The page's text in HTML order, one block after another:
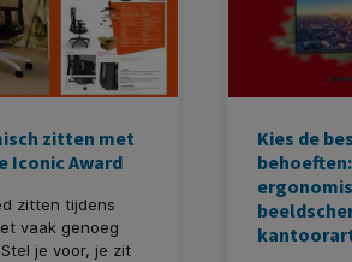
zitten met
Iconic Award
zitten tijdens
vaak genoeg
je voor, je zit
Kies de